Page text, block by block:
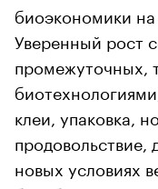
биоэкономики
Уверенный рост
промежуточных,
клеи, упаковка,
продовольствие,
новых условиях